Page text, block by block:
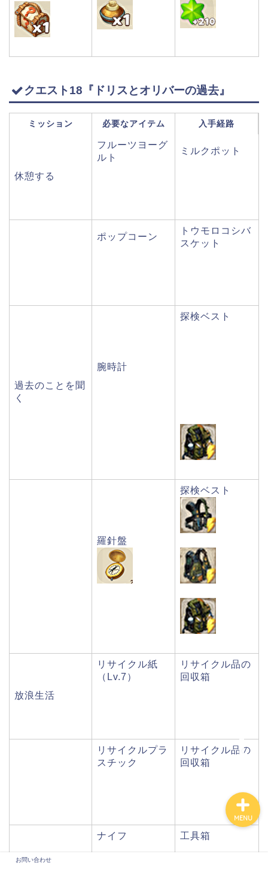
クエスト18『ドリスとオリバーの過去』
ミッション 必要なアイテム 入手経路
休憩する
フルーツヨーグ
ルト
ミルクポット
ポップコーン
トウモロコシバ
スケット
過去のことを聞
く
腕時計
探検ベスト
羅針盤
探検ベスト
放浪生活
リサイクル紙
（Lv.7）
リサイクル品の
回収箱
リサイクルプラ
スチック
リサイクル品の
回収箱
軍人だった頃
ナイフ 工具箱
お問い合わせ
MENU
お問い合わせ